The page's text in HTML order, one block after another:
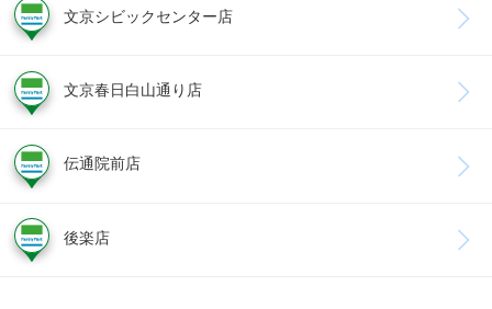
文京シビックセンター店
文京春日白山通り店
伝通院前店
後楽店